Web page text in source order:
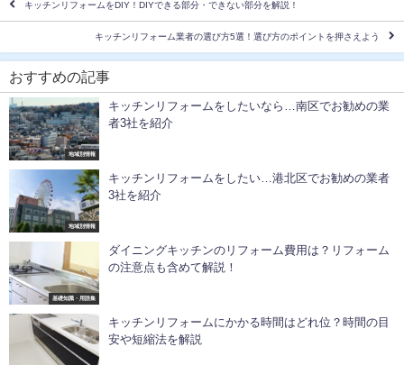
キッチンリフォームをDIY！DIYできる部分・できない部分を解説！
キッチンリフォーム業者の選び方5選！選び方のポイントを押さえよう
おすすめの記事
地域別情報
キッチンリフォームをしたいなら…南区でお勧めの業
者3社を紹介
地域別情報
キッチンリフォームをしたい…港北区でお勧めの業者
3社を紹介
基礎知識・用語集
ダイニングキッチンのリフォーム費用は？リフォーム
の注意点も含めて解説！
キッチンリフォームにかかる時間はどれ位？時間の目
安や短縮法を解説